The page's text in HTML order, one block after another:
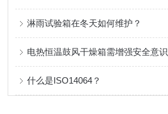
淋雨试验箱在冬天如何维护？
电热恒温鼓风干燥箱需增强安全意识
什么是ISO14064？